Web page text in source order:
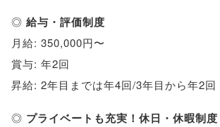
◎ 給与・評価制度
月給: 350,000円〜
賞与: 年2回
昇給: 2年目までは年4回/3年目から年2回
◎ プライベートも充実！休日・休暇制度